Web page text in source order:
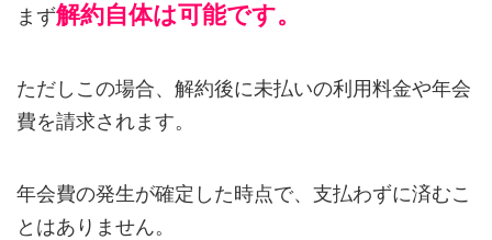
まず解約自体は可能です。
ただしこの場合、解約後に未払いの利用料金や年会
費を請求されます。
年会費の発生が確定した時点で、支払わずに済むこ
とはありません。